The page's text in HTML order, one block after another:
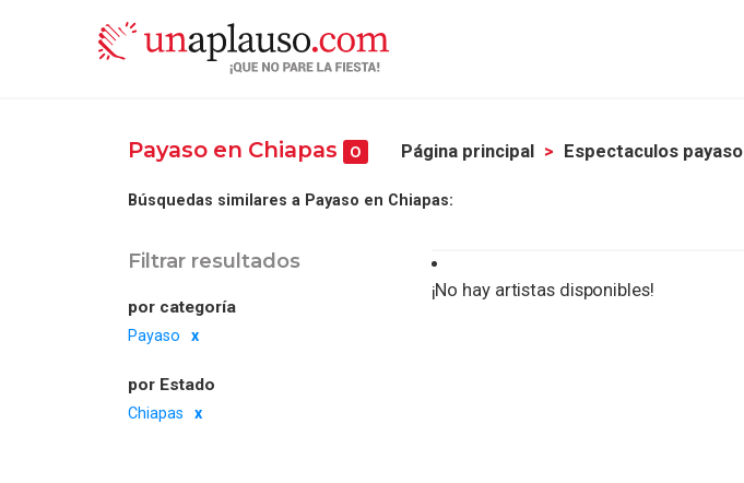
Payaso en Chiapas 0 Página principal Espectaculos payaso
Búsquedas similares a Payaso en Chiapas:
Filtrar resultados
por categoría
Payaso
por Estado
Chiapas
¡No hay artistas disponibles!